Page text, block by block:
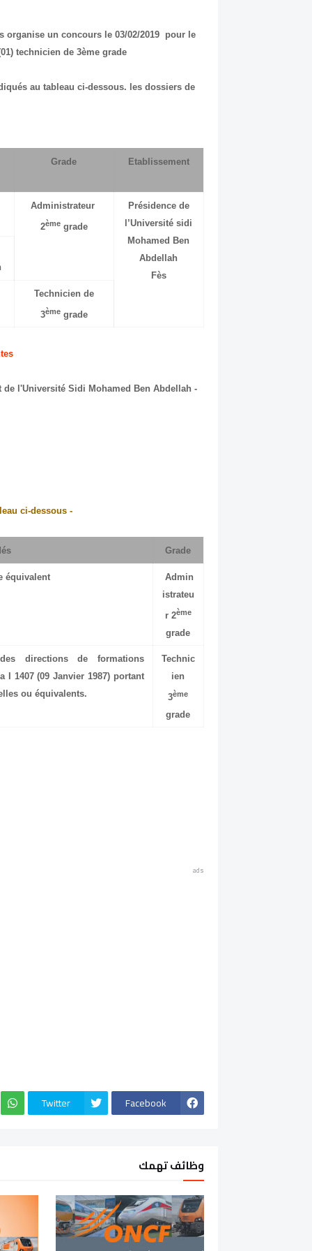
organise un concours le 03/02/2019 pour le
technicien de 3ème grade.
au tableau ci-dessous. les dossiers de
Etablissement
Grade
Présidence de
l’Université sidi
Mohamed Ben
Abdellah
Fès
Administrateur
2èmegrade
Technicien de
3èmegrade
de l'Université Sidi Mohamed Ben Abdellah
- Une copie certifiée conforme du diplôme demandé selon le tableau ci-dessous:
Grade
Diplôme ou Attestation Demandés
Admin
istrateu
r 2ème
grade
équivalent
Technic
ien
3ème
grade
directions de formations
I 1407 (09 Janvier 1987) portant
ou équivalents.
ads
Facebook
Twitter
وظائف تهمك